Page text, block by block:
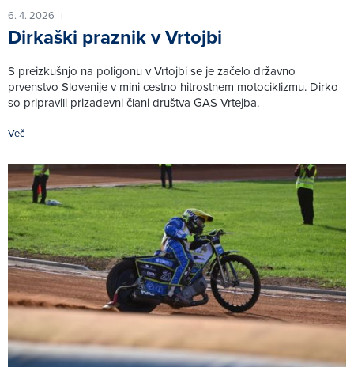
6. 4. 2026 |
Dirkaški praznik v Vrtojbi
S preizkušnjo na poligonu v Vrtojbi se je začelo državno
prvenstvo Slovenije v mini cestno hitrostnem motociklizmu. Dirko
so pripravili prizadevni člani društva GAS Vrtejba.
Več